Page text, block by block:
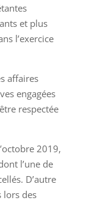
et plus
l’exercice
affaires
engagées
respectée
2019,
l’une de
D’autre
lors des